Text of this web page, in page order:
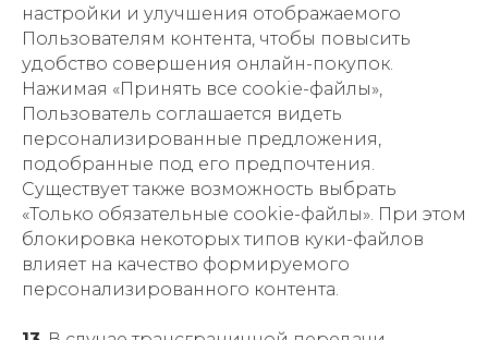
настройки и улучшения отображаемого
Пользователям контента, чтобы повысить
удобство совершения онлайн-покупок.
Нажимая «Принять все cookie-файлы»,
Пользователь соглашается видеть
персонализированные предложения,
подобранные под его предпочтения.
Существует также возможность выбрать
«Только обязательные cookie-файлы». При этом
блокировка некоторых типов куки-файлов
влияет на качество формируемого
персонализированного контента.